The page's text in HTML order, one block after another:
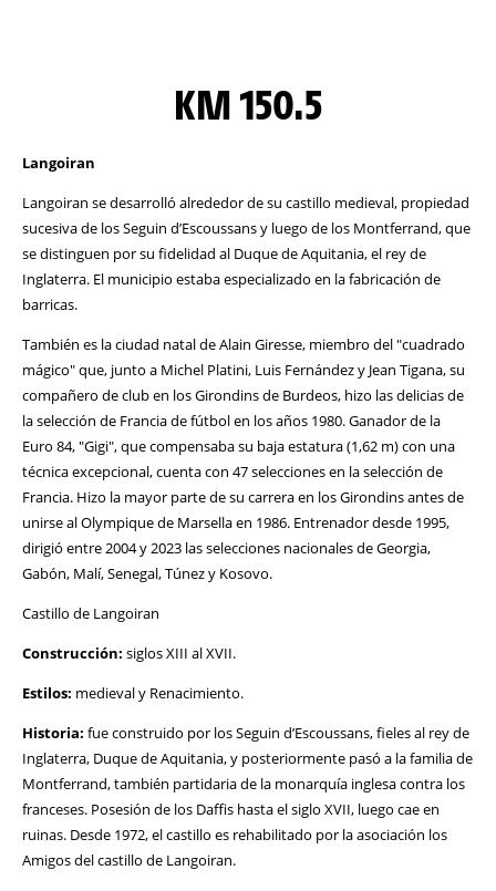
KM 150.5
Langoiran
Langoiran se desarrolló alrededor de su castillo medieval, propiedad
sucesiva de los Seguin d’Escoussans y luego de los Montferrand, que
se distinguen por su fidelidad al Duque de Aquitania, el rey de
Inglaterra. El municipio estaba especializado en la fabricación de
barricas.
También es la ciudad natal de Alain Giresse, miembro del "cuadrado
mágico" que, junto a Michel Platini, Luis Fernández y Jean Tigana, su
compañero de club en los Girondins de Burdeos, hizo las delicias de
la selección de Francia de fútbol en los años 1980. Ganador de la
Euro 84, "Gigi", que compensaba su baja estatura (1,62 m) con una
técnica excepcional, cuenta con 47 selecciones en la selección de
Francia. Hizo la mayor parte de su carrera en los Girondins antes de
unirse al Olympique de Marsella en 1986. Entrenador desde 1995,
dirigió entre 2004 y 2023 las selecciones nacionales de Georgia,
Gabón, Malí, Senegal, Túnez y Kosovo.
Castillo de Langoiran
Construcción: siglos XIII al XVII.
Estilos: medieval y Renacimiento.
Historia: fue construido por los Seguin d’Escoussans, fieles al rey de
Inglaterra, Duque de Aquitania, y posteriormente pasó a la familia de
Montferrand, también partidaria de la monarquía inglesa contra los
franceses. Posesión de los Daffis hasta el siglo XVII, luego cae en
ruinas. Desde 1972, el castillo es rehabilitado por la asociación los
Amigos del castillo de Langoiran.